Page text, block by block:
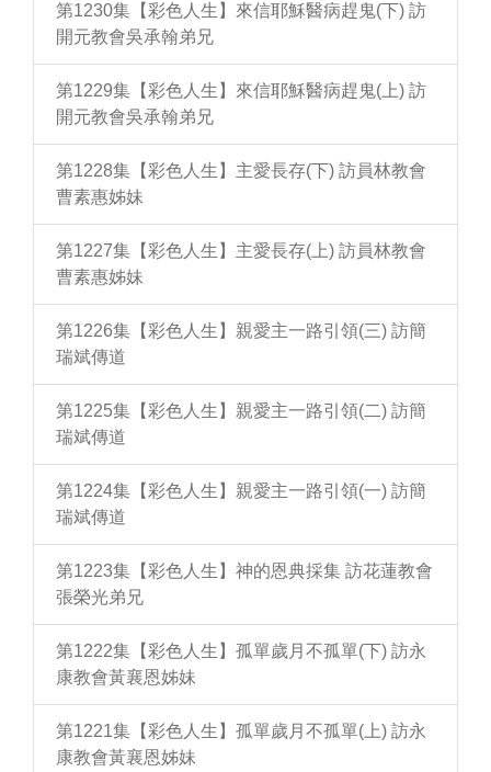
第1230集【彩色人生】來信耶穌醫病趕鬼(下) 訪
開元教會吳承翰弟兄
第1229集【彩色人生】來信耶穌醫病趕鬼(上) 訪
開元教會吳承翰弟兄
第1228集【彩色人生】主愛長存(下) 訪員林教會
曹素惠姊妹
第1227集【彩色人生】主愛長存(上) 訪員林教會
曹素惠姊妹
第1226集【彩色人生】親愛主一路引領(三) 訪簡
瑞斌傳道
第1225集【彩色人生】親愛主一路引領(二) 訪簡
瑞斌傳道
第1224集【彩色人生】親愛主一路引領(一) 訪簡
瑞斌傳道
第1223集【彩色人生】神的恩典採集 訪花蓮教會
張榮光弟兄
第1222集【彩色人生】孤單歲月不孤單(下) 訪永
康教會黃襄恩姊妹
第1221集【彩色人生】孤單歲月不孤單(上) 訪永
康教會黃襄恩姊妹